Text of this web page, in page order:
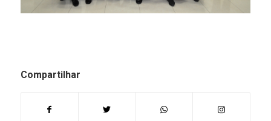
Compartilhar